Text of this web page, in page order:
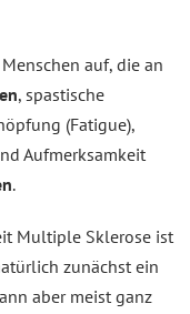
auf, die an
, spastische
(Fatigue),
Aufmerksamkeit
.
Multiple Sklerose ist
zunächst ein
aber meist ganz